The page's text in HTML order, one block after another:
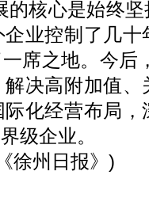
的核心是始终
业控制了几
席之地。今后
决高附加值
化经营布局
级企业。
徐州日报》)